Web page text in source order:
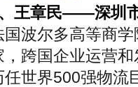
王章民——深圳
国波尔多高等商
，跨国企业运营
任世界500强物流